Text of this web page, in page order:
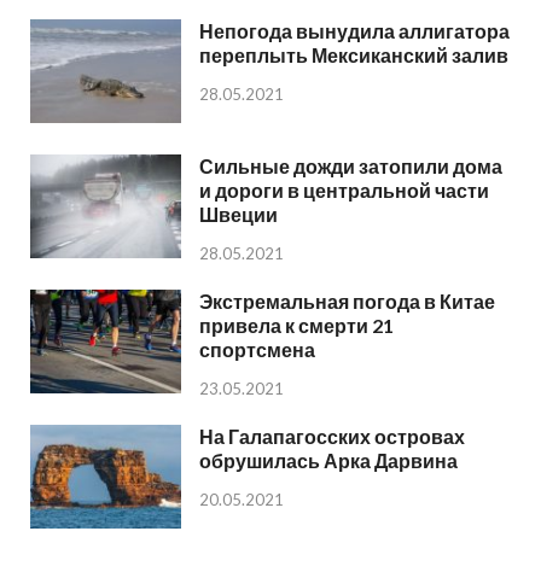
Непогода вынудила аллигатора
переплыть Мексиканский залив
28.05.2021
Сильные дожди затопили дома
и дороги в центральной части
Швеции
28.05.2021
Экстремальная погода в Китае
привела к смерти 21
спортсмена
23.05.2021
На Галапагосских островах
обрушилась Арка Дарвина
20.05.2021